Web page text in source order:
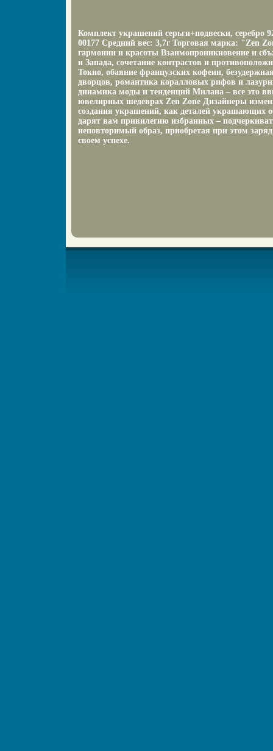
Комплект украшений серьги+подвески, серебро
00177 Средний вес: 3,7г Торговая марка: "Zen
гармонии и красоты Взаимопроникновение и
и Запада, сочетание контрастов и
Токио, обаяние французских кофеин,
дворцов, романтика коралловых рифов и
динамика моды и тенденций Милана – все это
ювелирных шедеврах Zen Zone Дизайнеры
создания украшений, как деталей украшающих
дарят вам привилегию избранных –
неповторимый образ, приобретая при этом
своем успехе.